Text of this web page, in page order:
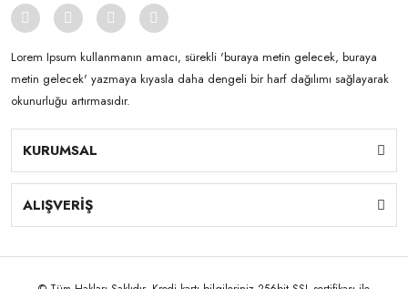
Lorem Ipsum kullanmanın amacı, sürekli 'buraya metin gelecek, buraya
metin gelecek' yazmaya kıyasla daha dengeli bir harf dağılımı sağlayarak
okunurluğu artırmasıdır.
KURUMSAL
ALIŞVERİŞ